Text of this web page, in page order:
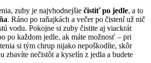
zuby je najvhodnejšie čistiť po jedle, a to
. Ráno po raňajkách a večer po čistení už nič
vodu. Pokojne si zuby čistite aj viackrát
po každom jedle, ak máte možnosť – pri
si tým chrup nijako nepoškodíte, skôr
zbavíte nečistôt a kyselín z jedla a budete